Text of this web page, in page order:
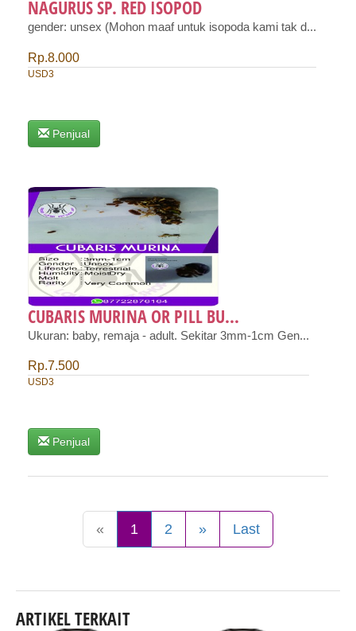
NAGURUS SP. RED ISOPOD
gender: unsex (Mohon maaf untuk isopoda kami tak d...
Rp.8.000
USD3
Penjual
CUBARIS MURINA OR PILL BU...
Ukuran: baby, remaja - adult. Sekitar 3mm-1cm Gen...
Rp.7.500
USD3
Penjual
« 1 2 » Last
ARTIKEL TERKAIT